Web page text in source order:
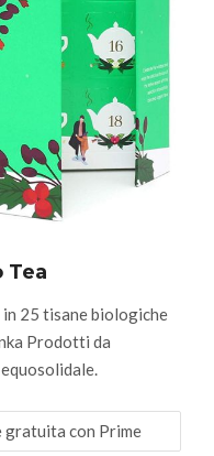
Tea
25 tisane biologiche
Prodotti da
gratuita con Prime